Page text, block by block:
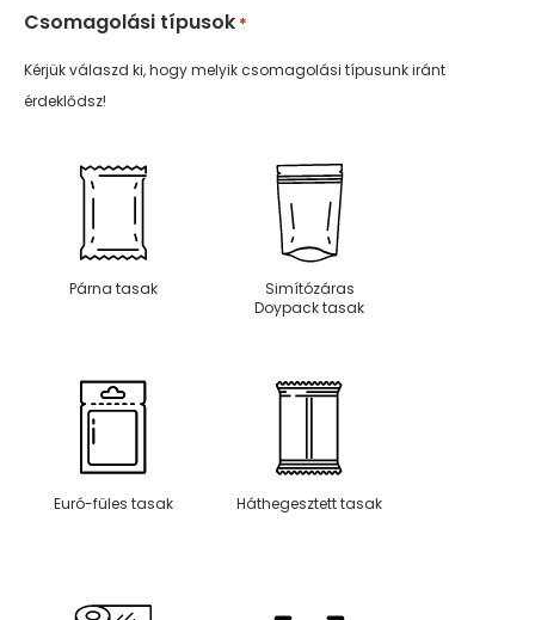
Csomagolási típusok *
Kérjük válaszd ki, hogy melyik csomagolási típusunk iránt
érdeklődsz!
Párna tasak
Simítózáras
Doypack tasak
Euró-füles tasak Háthegesztett tasak